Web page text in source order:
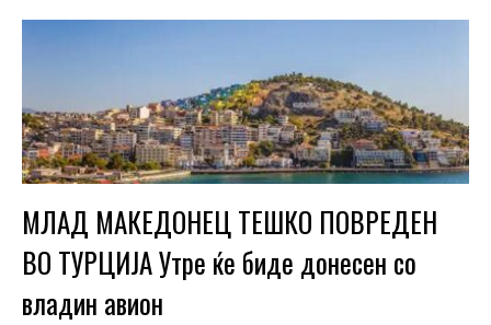
МЛАД МАКЕДОНЕЦ ТЕШКО ПОВРЕДЕН
ВО ТУРЦИЈА Утре ќе биде донесен со
владин авион